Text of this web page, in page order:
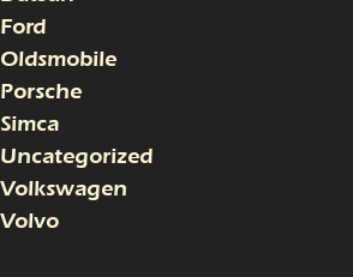
Ford
Oldsmobile
Porsche
Simca
Uncategorized
Volkswagen
Volvo